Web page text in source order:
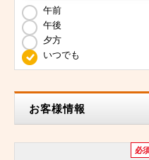
午前
午後
夕方
いつでも
お客様情報
必